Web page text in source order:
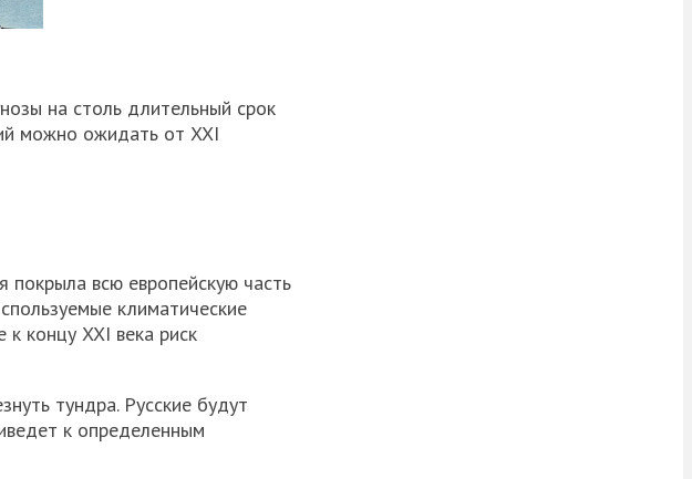
на столь длительный срок
можно ожидать от XXI
всю европейскую часть
климатические
концу XXI века риск
тундра. Русские будут
к определенным